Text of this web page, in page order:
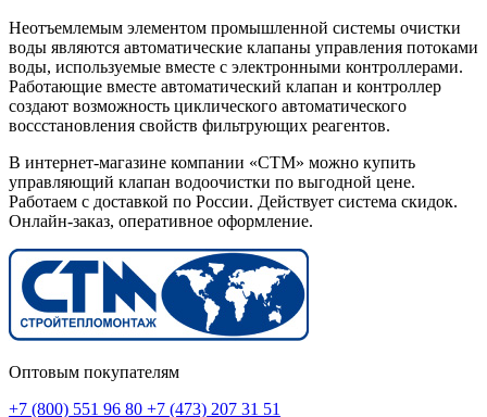
Неотъемлемым элементом промышленной системы очистки
воды являются автоматические клапаны управления потоками
воды, используемые вместе с электронными контроллерами.
Работающие вместе автоматический клапан и контроллер
создают возможность циклического автоматического
воссстановления свойств фильтрующих реагентов.
В интернет-магазине компании «СТМ» можно купить
управляющий клапан водоочистки по выгодной цене.
Работаем с доставкой по России. Действует система скидок.
Онлайн-заказ, оперативное оформление.
Оптовым покупателям
+7 (800) 551 96 80 +7 (473) 207 31 51